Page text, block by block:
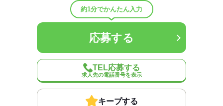
ミーティング、ケア記録の記入
※施設により異なります
※試用期間（初回2カ月契約/同条件）
※週15時間～
（男4：女6）
医療・介護・福祉関連
応募する
約1分でかんたん入力
応募する
TEL応募する
求人先の電話番号を表示
キープする